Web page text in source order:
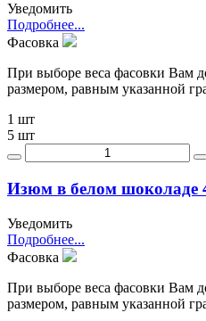
Уведомить
Подробнее...
Фасовка
При выборе веса фасовки Вам
размером, равным указанной
1 шт
5 шт
Изюм в белом шоколаде
Уведомить
Подробнее...
Фасовка
При выборе веса фасовки Вам
размером, равным указанной